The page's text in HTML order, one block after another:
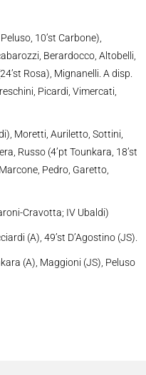
10’st Carbone),
Berardocco, Altobelli,
Rosa), Mignanelli. A disp.
Picardi, Vimercati,
Moretti, Auriletto, Sottini,
Russo (4’pt Tounkara, 18’st
Pedro, Garetto,
Cravotta; IV Ubaldi)
(A), 49’st D’Agostino (JS).
(A), Maggioni (JS), Peluso